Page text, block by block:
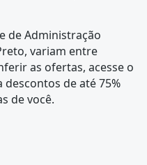
de Administração
variam entre
as ofertas, acesse o
de até 75%
de você.